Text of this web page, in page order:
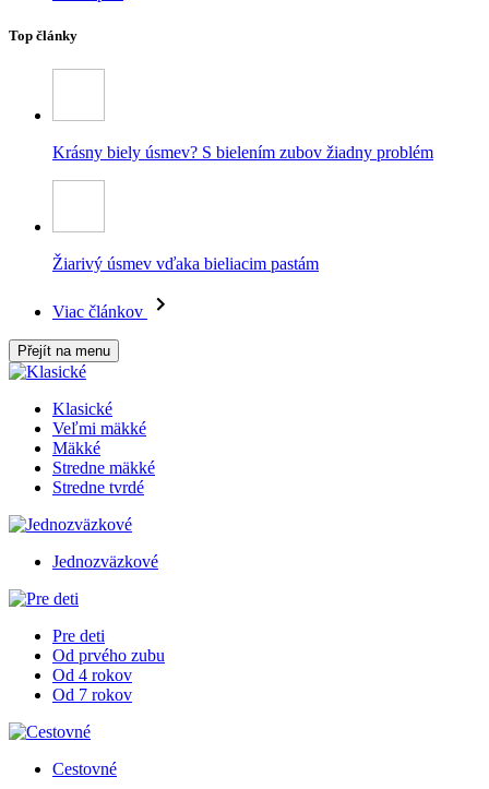
Top články
Krásny biely úsmev? S bielením zubov žiadny problém
Žiarivý úsmev vďaka bieliacim pastám
Viac článkov
Přejít na menu
Klasické
Veľmi mäkké
Mäkké
Stredne mäkké
Stredne tvrdé
Jednozväzkové
Pre deti
Od prvého zubu
Od 4 rokov
Od 7 rokov
Cestovné